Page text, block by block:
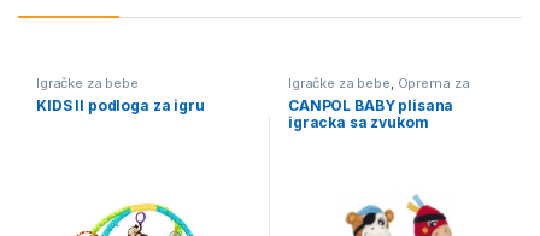
Igračke za bebe
KIDS II podloga za igru
Igračke za bebe, Oprema za
bebe i decu
CANPOL BABY plisana
igracka sa zvukom